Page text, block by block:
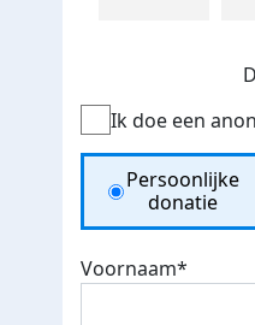
Donateurs
Ik doe een
Donation
Persoonlijke
donatie
Voornaam*